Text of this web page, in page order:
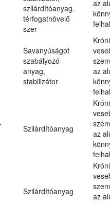
szilárdítóanyag,
térfogatnövelő
szer
az
Savanyúságot
szabályozó
anyag,
stabilizátor
az
Szilárdítóanyag
az
Szilárdítóanyag
az